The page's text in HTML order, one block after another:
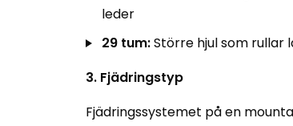
leder
29 tum:Större hjul som
3. Fjädringstyp
Fjädringssystemet på en